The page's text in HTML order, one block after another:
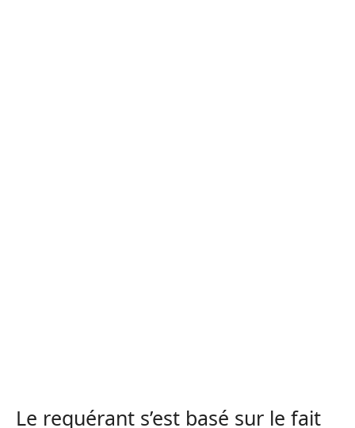
Le requérant s’est basé sur le fait